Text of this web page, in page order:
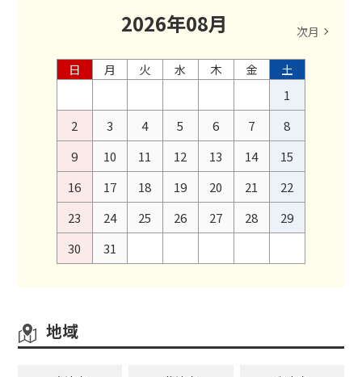
2026年08月 次月
日 月 火 水 木 金
土
1
2
3 4 5 6 7
8
9
10 11 12 13 14
15
16
17 18 19 20 21
22
23
24 25 26 27 28
29
30
31
地域